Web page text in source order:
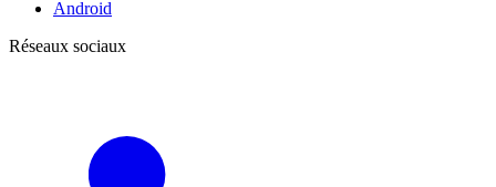
Android
Réseaux sociaux